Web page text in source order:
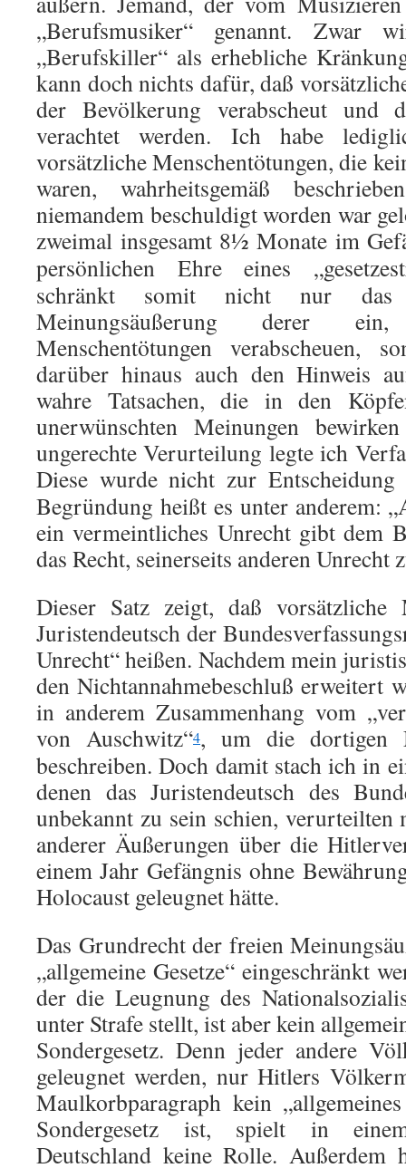
„Berufsmusiker“ genannt. Zwar
„Berufskiller“ als erhebliche
kann doch nichts dafür, daß
der Bevölkerung verabscheut und
verachtet werden. Ich habe
vorsätzliche Menschentötungen, die
waren, wahrheitsgemäß
niemandem beschuldigt worden war
zweimal insgesamt 8½ Monate im
persönlichen Ehre eines
schränkt somit nicht nur
Meinungsäußerung derer
Menschentötungen verabscheuen,
darüber hinaus auch den Hinweis
wahre Tatsachen, die in den
unerwünschten Meinungen
ungerechte Verurteilung legte ich
Diese wurde nicht zur Entscheidung
Begründung heißt es unter anderem:
ein vermeintliches Unrecht gibt dem
das Recht, seinerseits anderen Unrecht
Dieser Satz zeigt, daß vorsätzliche
Juristendeutsch der
Unrecht“ heißen. Nachdem mein
den Nichtannahmebeschluß erweitert
in anderem Zusammenhang vom
von Auschwitz“4, um die dortigen
beschreiben. Doch damit stach ich in
denen das Juristendeutsch des
unbekannt zu sein schien, verurteilten
anderer Äußerungen über die
einem Jahr Gefängnis ohne
Holocaust geleugnet hätte.
Das Grundrecht der freien
„allgemeine Gesetze“ eingeschränkt
der die Leugnung des
unter Strafe stellt, ist aber kein
Sondergesetz. Denn jeder andere
geleugnet werden, nur Hitlers
Maulkorbparagraph kein
Sondergesetz ist, spielt in
Deutschland keine Rolle. Außerdem